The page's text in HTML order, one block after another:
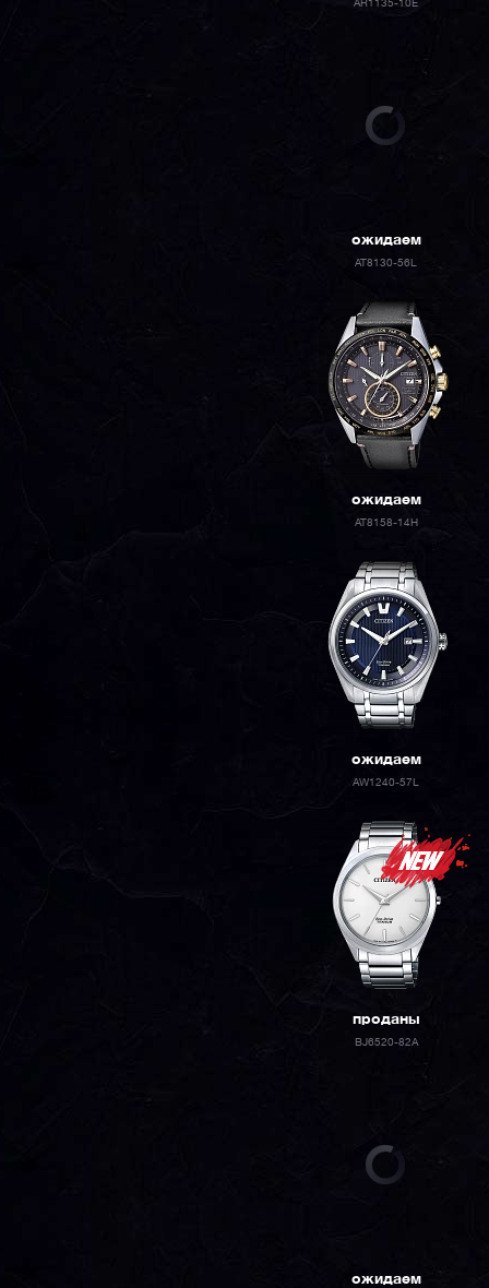
AR1135-10E
ожидаем
AT8130-56L
ожидаем
AT8158-14H
ожидаем
AW1240-57L
проданы
BJ6520-82A
ожидаем